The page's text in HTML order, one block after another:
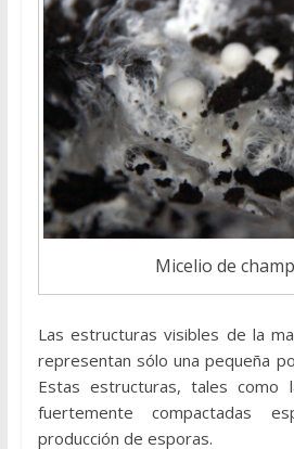
Micelio de
Las estructuras visibles de la
representan sólo una pequeña
Estas estructuras, tales como
fuertemente compactadas
producción de esporas.